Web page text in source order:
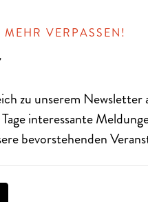
VERPASSEN!
zu unserem Newsletter
interessante
bevorstehenden